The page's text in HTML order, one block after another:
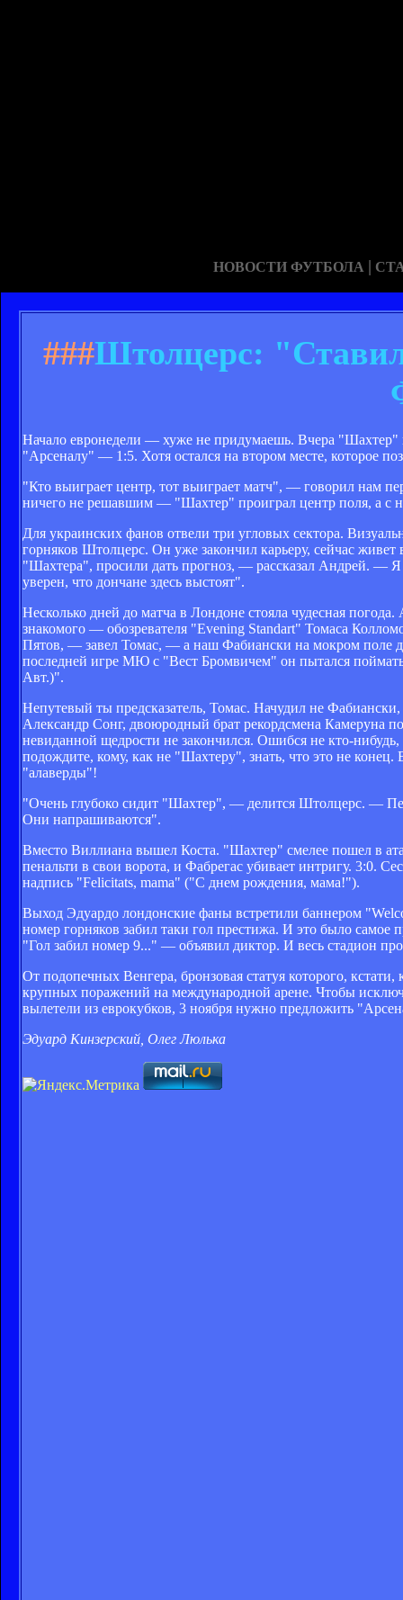
НОВОСТИ ФУТБОЛА |
###Штолцерс: "Ставил
Начало евронедели — хуже не придумаешь. Вчера
"Арсеналу" — 1:5. Хотя остался на втором месте, которое
"Кто выиграет центр, тот выиграет матч", — говорил нам
ничего не решавшим — "Шахтер" проиграл центр поля, а с
Для украинских фанов отвели три угловых сектора.
горняков Штолцерс. Он уже закончил карьеру, сейчас
"Шахтера", просили дать прогноз, — рассказал Андрей. — Я
уверен, что дончане здесь выстоят".
Несколько дней до матча в Лондоне стояла чудесная
знакомого — обозревателя "Evening Standart" Томаса
Пятов, — завел Томас, — а наш Фабиански на мокром поле
последней игре МЮ с "Вест Бромвичем" он пытался поймать
Авт.)".
Непутевый ты предсказатель, Томас. Начудил не
Александр Сонг, двоюродный брат рекордсмена Камеруна
невиданной щедрости не закончился. Ошибся не кто-
подождите, кому, как не "Шахтеру", знать, что это не
"алаверды"!
"Очень глубоко сидит "Шахтер", — делится Штолцерс. —
Они напрашиваются".
Вместо Виллиана вышел Коста. "Шахтер" смелее пошел в
пенальти в свои ворота, и Фабрегас убивает интригу. 3:0.
надпись "Felicitats, mama" ("С днем рождения, мама!").
Выход Эдуардо лондонские фаны встретили баннером
номер горняков забил таки гол престижа. И это было самое
"Гол забил номер 9..." — объявил диктор. И весь стадион
От подопечных Венгера, бронзовая статуя которого,
крупных поражений на международной арене. Чтобы
вылетели из еврокубков, 3 ноября нужно предложить
Эдуард Кинзерский, Олег Люлька